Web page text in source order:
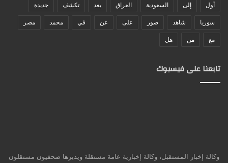
أول إلى السعودية العراق بعد تكشف جديدة
سوريا شاهد صور على عن في محمد مصر
مع من هل
تابعنا على فيسبوك
وكالة إخبار المستقبل، وكالة إخبارية عامة مستقلة ويديرها صحفيون مستقلون